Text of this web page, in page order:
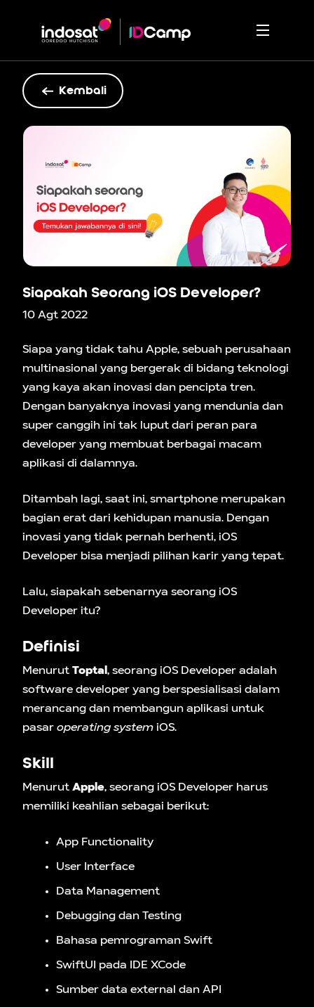
Kembali
Siapakah Seorang iOS Developer?
10 Agt 2022
Siapa yang tidak tahu Apple, sebuah perusahaan
multinasional yang bergerak di bidang teknologi
yang kaya akan inovasi dan pencipta tren.
Dengan banyaknya inovasi yang mendunia dan
super canggih ini tak luput dari peran para
developer yang membuat berbagai macam
aplikasi di dalamnya.
Ditambah lagi, saat ini, smartphone merupakan
bagian erat dari kehidupan manusia. Dengan
inovasi yang tidak pernah berhenti, iOS
Developer bisa menjadi pilihan karir yang tepat.
Lalu, siapakah sebenarnya seorang iOS
Developer itu?
Definisi
Menurut Toptal , seorang iOS Developer adalah
software developer yang berspesialisasi dalam
merancang dan membangun aplikasi untuk
pasar operating system iOS.
Skill
Menurut Apple, seorang iOS Developer harus
memiliki keahlian sebagai berikut:
App Functionality
User Interface
Data Management
Debugging dan Testing
Bahasa pemrograman Swift
SwiftUI pada IDE XCode
Sumber data external dan API